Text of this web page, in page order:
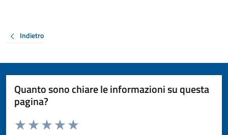
Indietro
Quanto sono chiare le informazioni su questa
pagina?
Valuta da 1 a 5 stelle la pagina